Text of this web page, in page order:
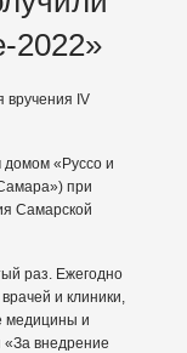
2022»
вручения IV
домом «Руссо и
при
Самарской
раз. Ежегодно
и клиники,
медицины и
внедрение